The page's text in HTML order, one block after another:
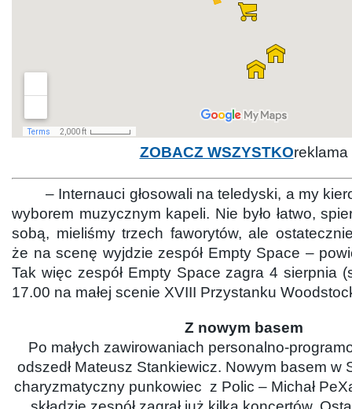
ZOBACZ WSZYSTKOreklama
– Internauci głosowali na teledyski, a my
wyborem muzycznym kapeli. Nie było łatwo,
sobą, mieliśmy trzech faworytów, ale
że na scenę wyjdzie zespół Empty Space –
Tak więc zespół Empty Space zagra 4 sierpnia
17.00 na małej scenie XVIII Przystanku
Z nowym basem
Po małych zawirowaniach personalno-
odszedł Mateusz Stankiewicz. Nowym basem w
charyzmatyczny punkowiec z Polic – Michał